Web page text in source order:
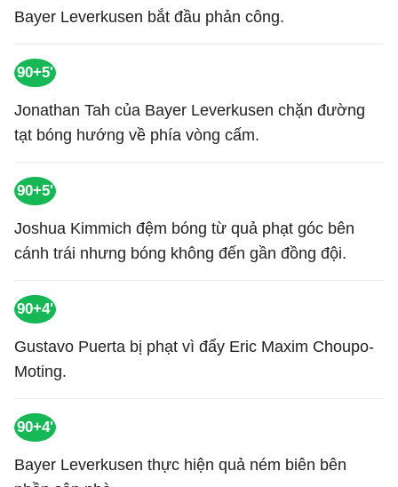
Bayer Leverkusen bắt đầu phản công.
90+5'
Jonathan Tah của Bayer Leverkusen chặn đường
tạt bóng hướng về phía vòng cấm.
90+5'
Joshua Kimmich đệm bóng từ quả phạt góc bên
cánh trái nhưng bóng không đến gần đồng đội.
90+4'
Gustavo Puerta bị phạt vì đẩy Eric Maxim Choupo-
Moting.
90+4'
Bayer Leverkusen thực hiện quả ném biên bên